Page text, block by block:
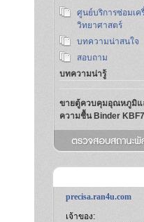
ศูนย์บริการซ่อมเค
วิทยาศาสตร์
บทความน่าสนใจ
สอบถาม
บทความน่ารู้
ขายตู้ควบคุมอุณหภูมิแ
ความชื้น Binder
precisa.ran4u.com
เจ้าของ: